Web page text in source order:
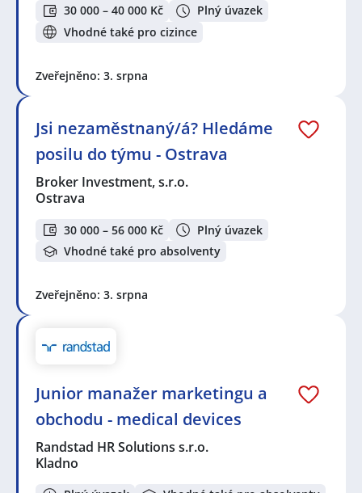
30 000 – 40 000 Kč
Plný úvazek
Vhodné také pro cizince
Zveřejněno: 3. srpna
Jsi nezaměstnaný/á? Hledáme
posilu do týmu - Ostrava
Broker Investment, s.r.o.
Ostrava
30 000 – 56 000 Kč
Plný úvazek
Vhodné také pro absolventy
Zveřejněno: 3. srpna
Junior manažer marketingu a
obchodu - medical devices
Randstad HR Solutions s.r.o.
Kladno